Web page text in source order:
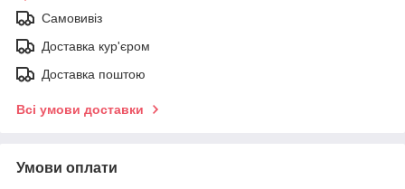
Самовивіз
Доставка кур'єром
Доставка поштою
Всі умови доставки
Умови оплати